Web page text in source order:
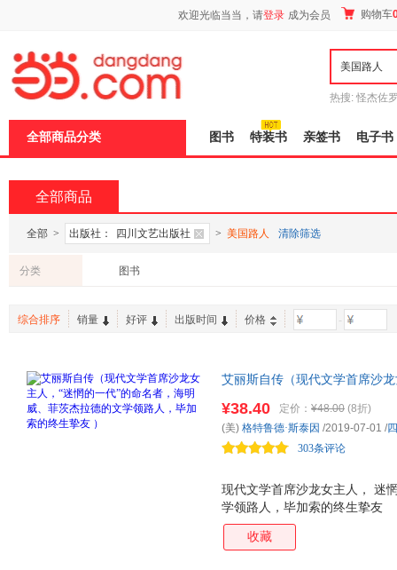
欢迎光临当当，请登录 成为会员 购物车
热搜: 怪杰佐
全部商品分类 图书 特装书 亲签书 电子书
全部商品
全部 > 出版社： 四川文艺出版社 > 美国路人 清除筛选
分类 图书
综合排序 销量 好评 出版时间 价格 -
艾丽斯自传（现代文学首席沙
人，“迷惘的一代”的命名者，
终生挚友
现代文学首席沙龙女主人， 迷
学领路人，毕加索的终生挚友
¥38.40 定价： ¥48.00 (8折)
303条评论
(美) 格特鲁德·斯泰因 /2019-07-01 /
收藏
页
加